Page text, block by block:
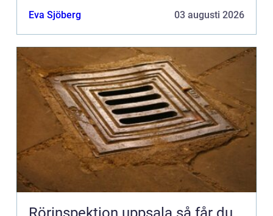
Eva Sjöberg 03 augusti 2026